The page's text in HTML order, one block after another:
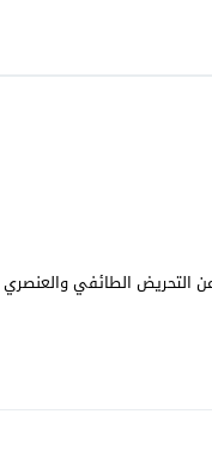
عن التحريض الطائفي والعنصري